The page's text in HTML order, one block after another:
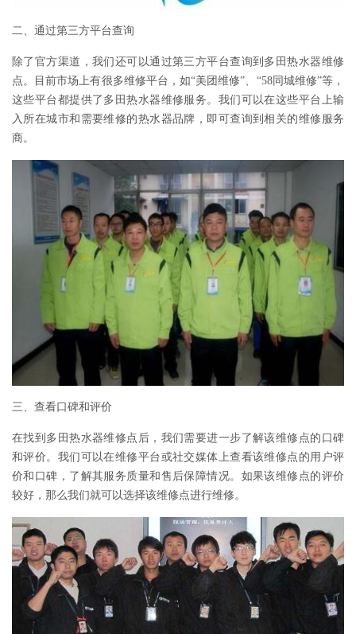
二、通过第三方平台查询
除了官方渠道，我们还可以通过第三方平台查询到多田热水器维修
点。目前市场上有很多维修平台，如“美团维修”、“58同城维修”等，
这些平台都提供了多田热水器维修服务。我们可以在这些平台上输
入所在城市和需要维修的热水器品牌，即可查询到相关的维修服务
商。
三、查看口碑和评价
在找到多田热水器维修点后，我们需要进一步了解该维修点的口碑
和评价。我们可以在维修平台或社交媒体上查看该维修点的用户评
价和口碑，了解其服务质量和售后保障情况。如果该维修点的评价
较好，那么我们就可以选择该维修点进行维修。